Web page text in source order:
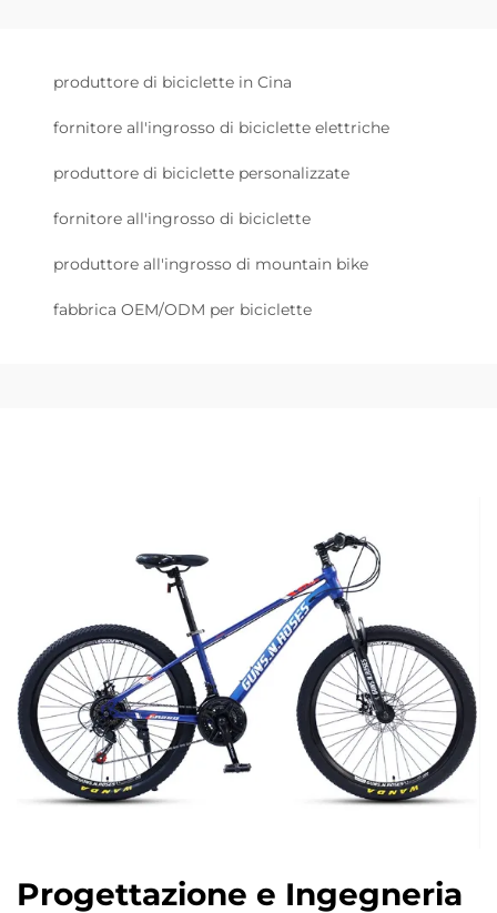
produttore di biciclette in Cina
fornitore all'ingrosso di biciclette elettriche
produttore di biciclette personalizzate
fornitore all'ingrosso di biciclette
produttore all'ingrosso di mountain bike
fabbrica OEM/ODM per biciclette
Progettazione e Ingegneria